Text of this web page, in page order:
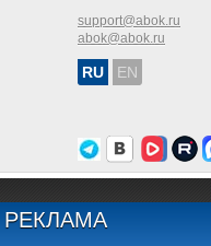
support@abok.ru
abok@abok.ru
RU EN
РЕКЛАМА